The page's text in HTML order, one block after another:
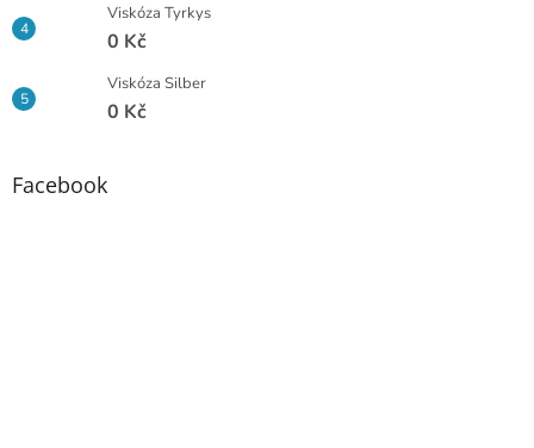
Viskóza Tyrkys
0 Kč
Viskóza Silber
0 Kč
Facebook